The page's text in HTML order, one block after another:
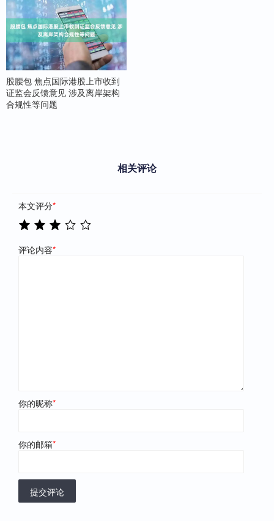
股腰包 焦点国际港股上市收到
证监会反馈意见 涉及离岸架构
合规性等问题
相关评论
本文评分*
评论内容*
你的昵称*
你的邮箱*
提交评论